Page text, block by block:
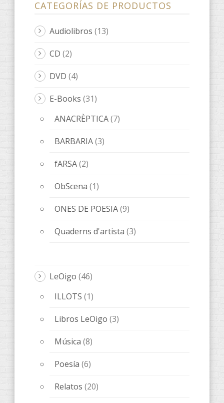
CATEGORÍAS DE PRODUCTOS
Audiolibros (13)
CD (2)
DVD (4)
E-Books (31)
ANACRÈPTICA(7)
BARBARIA(3)
fARSA(2)
ObScena (1)
ONES DE POESIA(9)
Quaderns d'artista (3)
LeOigo (46)
ILLOTS (1)
Libros LeOigo (3)
Música (8)
Poesía (6)
Relatos (20)